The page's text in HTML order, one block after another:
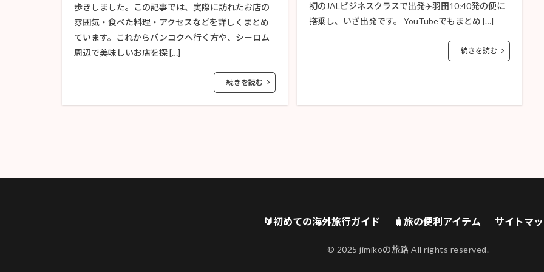
歩きしました。この記事では、実際に訪れたお店の
雰囲気・食べた料理・アクセスなどを詳しくまとめ
ています。これからバンコクへ行く方や、シーロム
周辺で美味しいお店を探 […]
続きを読む
初のJALビジネスクラスで出発✈️羽田10:40発の便に
搭乗し、いざ出発です。 YouTubeでもまとめ […]
続きを読む
🔰初めての海外旅行ガイド 🧳旅の便利アイテム サイトマ
© 2025 jimikoの旅路 All rights reserved.